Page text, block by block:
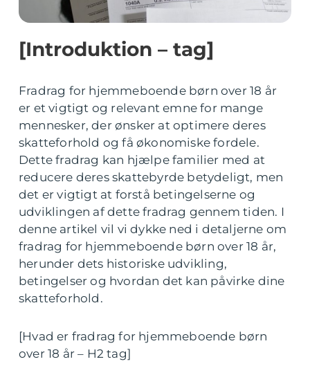
[Introduktion – tag]
Fradrag for hjemmeboende børn over 18 år
er et vigtigt og relevant emne for mange
mennesker, der ønsker at optimere deres
skatteforhold og få økonomiske fordele.
Dette fradrag kan hjælpe familier med at
reducere deres skattebyrde betydeligt, men
det er vigtigt at forstå betingelserne og
udviklingen af dette fradrag gennem tiden. I
denne artikel vil vi dykke ned i detaljerne om
fradrag for hjemmeboende børn over 18 år,
herunder dets historiske udvikling,
betingelser og hvordan det kan påvirke dine
skatteforhold.
[Hvad er fradrag for hjemmeboende børn
over 18 år – H2 tag]